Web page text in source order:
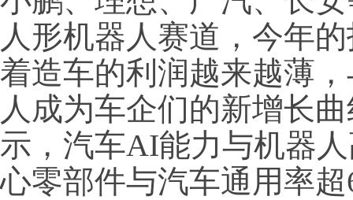
人形机器人赛道，今年
着造车的利润越来越薄
人成为车企们的新增长
示，汽车AI能力与机器
心零部件与汽车通用率超